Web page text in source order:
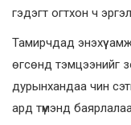
гэдэгт огтхон ч
Тамирчдад энэхүү
өгсөнд тэмцээнийг
дурынхандаа чин
ард түмэнд